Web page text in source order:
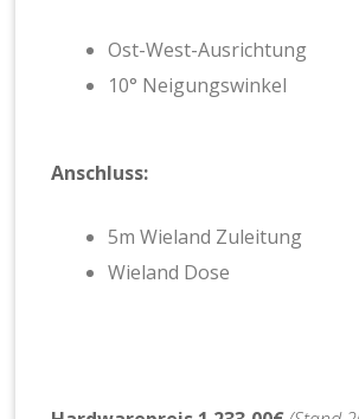
Ost-West-Ausrichtung
10° Neigungswinkel
Anschluss:
5m Wieland Zuleitung
Wieland Dose